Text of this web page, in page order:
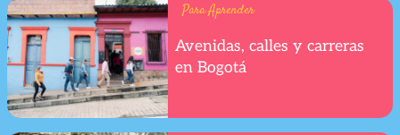
Para Aprender
Avenidas, calles y carreras
en Bogotá